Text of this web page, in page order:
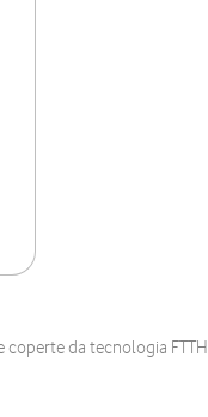
da tecnologia FTTH